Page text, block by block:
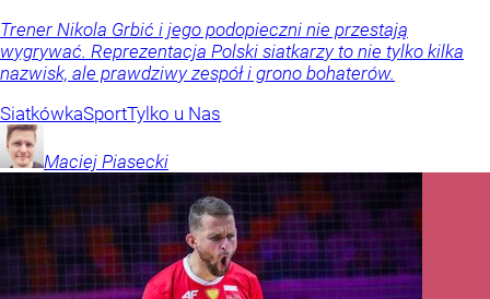
Trener Nikola Grbić i jego podopieczni nie przestają
wygrywać. Reprezentacja Polski siatkarzy to nie tylko kilka
nazwisk, ale prawdziwy zespół i grono bohaterów.
SiatkówkaSportTylko u Nas
Maciej Piasecki